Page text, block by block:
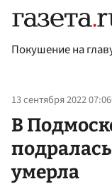
Покушение на
13 сентября 2022 07:06
В
умерла